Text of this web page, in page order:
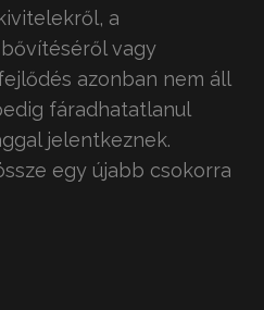
a
vagy
azonban nem áll
fáradhatatlanul
jelentkeznek.
egy újabb csokorra